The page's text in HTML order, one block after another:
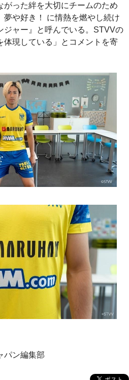
がった絆を大切にチームのため
夢や好き！ に情熱を燃やし続け
ジャー』と呼んでいる。STVVの
体現している」とコメントを寄
パン編集部